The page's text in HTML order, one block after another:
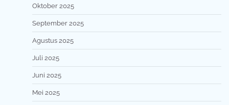
Oktober 2025
September 2025
Agustus 2025
Juli 2025
Juni 2025
Mei 2025